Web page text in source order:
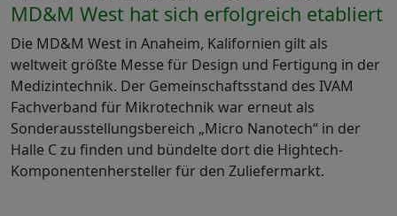
MD&M West hat sich erfolgreich etabliert
Die MD&M West in Anaheim, Kalifornien gilt als
weltweit größte Messe für Design und Fertigung in der
Medizintechnik. Der Gemeinschaftsstand des IVAM
Fachverband für Mikrotechnik war erneut als
Sonderausstellungsbereich „Micro Nanotech“ in der
Halle C zu finden und bündelte dort die Hightech-
Komponentenhersteller für den Zuliefermarkt.